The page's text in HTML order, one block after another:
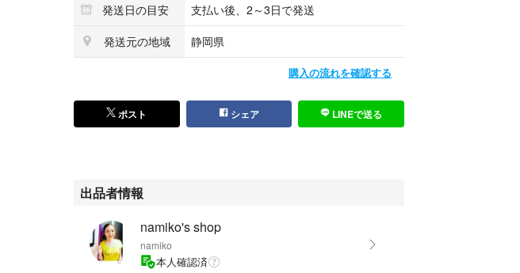
発送日の目安
支払い後、2～3日で発送
発送元の地域
静岡県
購入の流れを確認する
ポスト シェア LINEで送る
出品者情報
namiko's shop
namiko
本人確認済